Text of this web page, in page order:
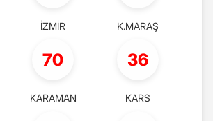
İZMİR K.MARAŞ
70
KARAMAN
36
KARS